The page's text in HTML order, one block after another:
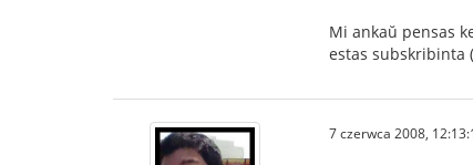
Mi ankaŭ pensas
estas subskribinta
7 czerwca 2008,